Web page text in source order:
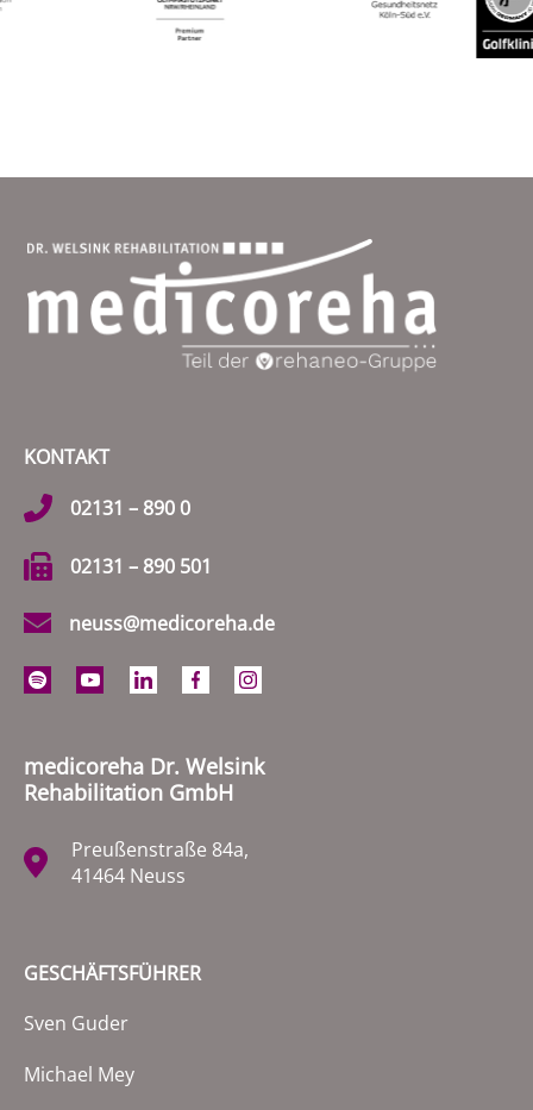
KONTAKT
02131 – 890 0
02131 – 890 501
neuss@medicoreha.de
medicoreha Dr. Welsink
Rehabilitation GmbH
Preußenstraße 84a,
41464 Neuss
GESCHÄFTSFÜHRER
Sven Guder
Michael Mey